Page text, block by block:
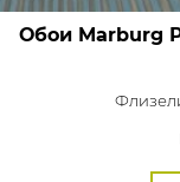
Обои Marburg